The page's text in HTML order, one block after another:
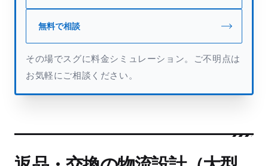
無料で相談
その場でスグに料金シミュレーション。ご不明点は
お気軽にご相談ください。